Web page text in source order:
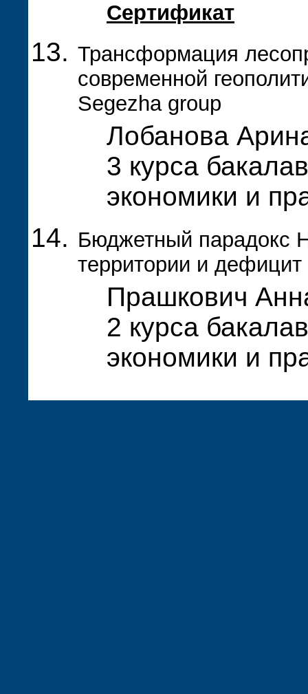
Сертификат
Трансформация
современной
Segezha group
Лобанова
3 курса
экономики и
Бюджетный парадокс
территории и
Прашкович
2 курса
экономики и